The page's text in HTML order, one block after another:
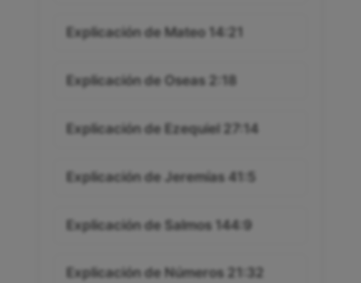
Explicación de Mateo 14:21
Explicación de Oseas 2:18
Explicación de Ezequiel 27:14
Explicación de Jeremías 41:5
Explicación de Salmos 144:9
Explicación de Números 21:32